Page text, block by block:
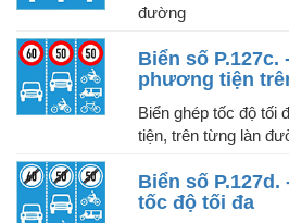
đường
Biển số P.127c.
phương tiện
Biển ghép tốc độ tối
tiện, trên từng làn
Biển số
tốc độ tối đa